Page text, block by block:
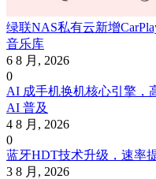
绿联NAS私有云新增
音乐库
6 8 月, 2026
0
AI 成手机换机核心引擎，
AI 普及
4 8 月, 2026
0
蓝牙HDT技术升级，速率
3 8 月, 2026